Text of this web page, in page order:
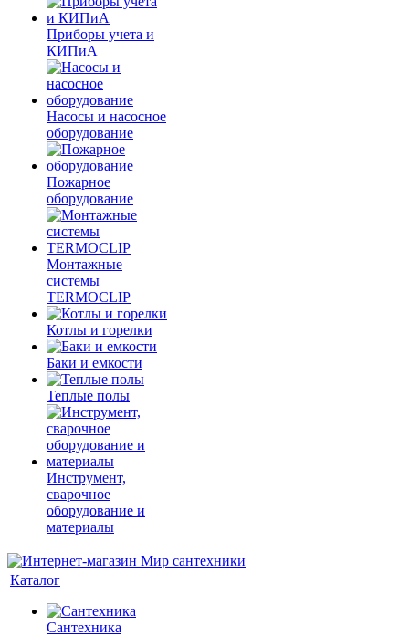
Приборы учета и
КИПиА
Насосы и насосное
оборудование
Пожарное
оборудование
Монтажные
системы
TERMOCLIP
Котлы и горелки
Баки и емкости
Теплые полы
Инструмент,
сварочное
оборудование и
материалы
Каталог
Сантехника